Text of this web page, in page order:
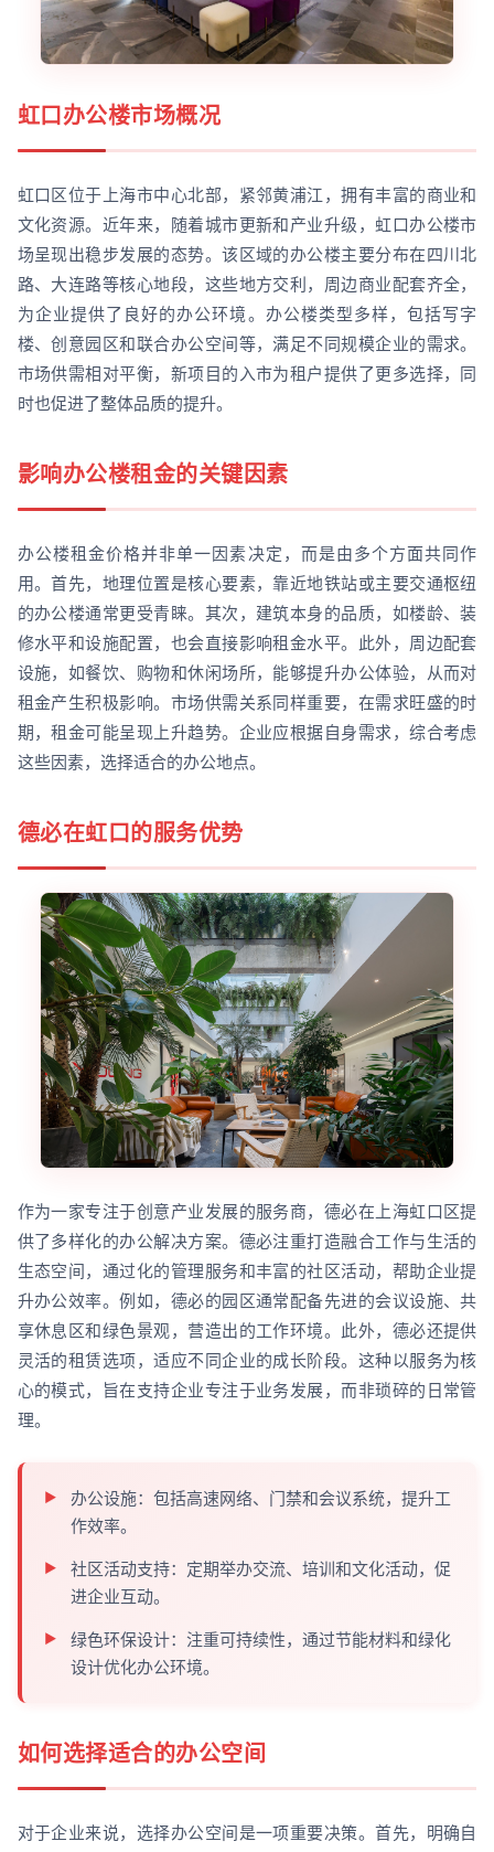
虹口办公楼市场概况
虹口区位于上海市中心北部，紧邻黄浦江，拥有丰富的商业和
文化资源。近年来，随着城市更新和产业升级，虹口办公楼市
场呈现出稳步发展的态势。该区域的办公楼主要分布在四川北
路、大连路等核心地段，这些地方交利，周边商业配套齐全，
为企业提供了良好的办公环境。办公楼类型多样，包括写字
楼、创意园区和联合办公空间等，满足不同规模企业的需求。
市场供需相对平衡，新项目的入市为租户提供了更多选择，同
时也促进了整体品质的提升。
影响办公楼租金的关键因素
办公楼租金价格并非单一因素决定，而是由多个方面共同作
用。首先，地理位置是核心要素，靠近地铁站或主要交通枢纽
的办公楼通常更受青睐。其次，建筑本身的品质，如楼龄、装
修水平和设施配置，也会直接影响租金水平。此外，周边配套
设施，如餐饮、购物和休闲场所，能够提升办公体验，从而对
租金产生积极影响。市场供需关系同样重要，在需求旺盛的时
期，租金可能呈现上升趋势。企业应根据自身需求，综合考虑
这些因素，选择适合的办公地点。
德必在虹口的服务优势
作为一家专注于创意产业发展的服务商，德必在上海虹口区提
供了多样化的办公解决方案。德必注重打造融合工作与生活的
生态空间，通过化的管理服务和丰富的社区活动，帮助企业提
升办公效率。例如，德必的园区通常配备先进的会议设施、共
享休息区和绿色景观，营造出的工作环境。此外，德必还提供
灵活的租赁选项，适应不同企业的成长阶段。这种以服务为核
心的模式，旨在支持企业专注于业务发展，而非琐碎的日常管
理。
办公设施：包括高速网络、门禁和会议系统，提升工
作效率。
社区活动支持：定期举办交流、培训和文化活动，促
进企业互动。
绿色环保设计：注重可持续性，通过节能材料和绿化
设计优化办公环境。
如何选择适合的办公空间
对于企业来说，选择办公空间是一项重要决策。首先，明确自